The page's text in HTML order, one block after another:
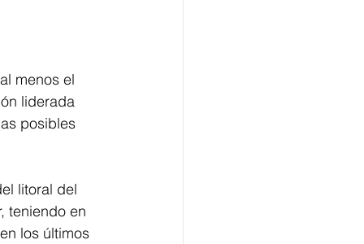
menos el
liderada
posibles
litoral del
teniendo en
los últimos